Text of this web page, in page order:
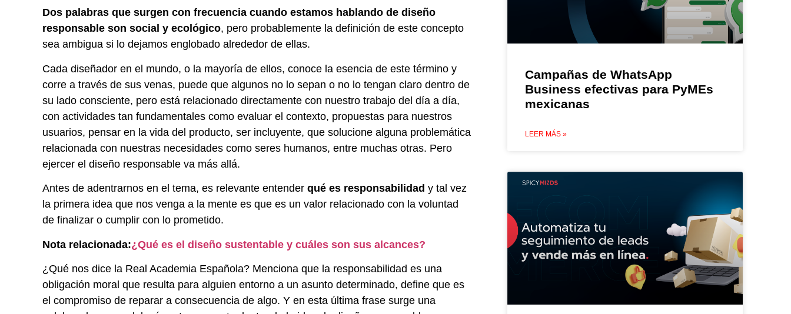
Dos palabras que surgen con frecuencia cuando estamos hablando de diseño
responsable son social y ecológico, pero probablemente la definición de este concepto
sea ambigua si lo dejamos englobado alrededor de ellas.
Cada diseñador en el mundo, o la mayoría de ellos, conoce la esencia de este término y
corre a través de sus venas, puede que algunos no lo sepan o no lo tengan claro dentro de
su lado consciente, pero está relacionado directamente con nuestro trabajo del día a día,
con actividades tan fundamentales como evaluar el contexto, propuestas para nuestros
usuarios, pensar en la vida del producto, ser incluyente, que solucione alguna problemática
relacionada con nuestras necesidades como seres humanos, entre muchas otras. Pero
ejercer el diseño responsable va más allá.
Antes de adentrarnos en el tema, es relevante entender qué es responsabilidad y tal vez
la primera idea que nos venga a la mente es que es un valor relacionado con la voluntad
de finalizar o cumplir con lo prometido.
Nota relacionada:¿Qué es el diseño sustentable y cuáles son sus alcances?
¿Qué nos dice la Real Academia Española? Menciona que la responsabilidad es una
obligación moral que resulta para alguien entorno a un asunto determinado, define que es
el compromiso de reparar a consecuencia de algo. Y en esta última frase surge una
Campañas de WhatsApp
Business efectivas para PyMEs
mexicanas
LEER MÁS »